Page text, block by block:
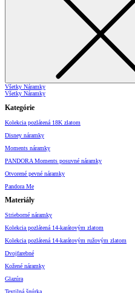
Všetky Náramky
Všetky Náramky
Kategórie
Kolekcia pozlátená 18K zlatom
Disney náramky
Moments náramky
PANDORA Moments posuvné náramky
Otvorené pevné náramky
Pandora Me
Materiály
Strieborné náramky
Kolekcia pozlátená 14-karátovým zlatom
Kolekcia pozlátená 14-karátovým ružovým zlatom
Dvojfarebné
Kožené náramky
Glazúra
Textilná šnúrka